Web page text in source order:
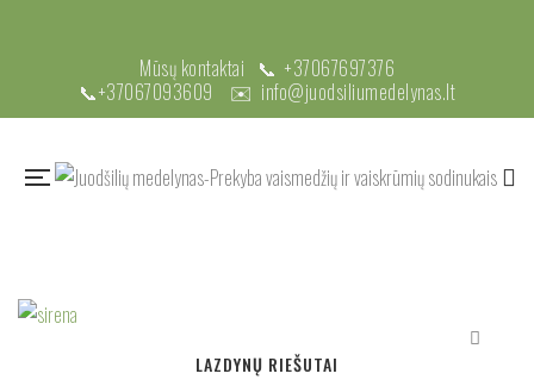
Mūsų kontaktai 📞 +37067697376
📞+37067093609 ✉️ info@juodsiliumedelynas.lt
LAZDYNŲ RIEŠUTAI